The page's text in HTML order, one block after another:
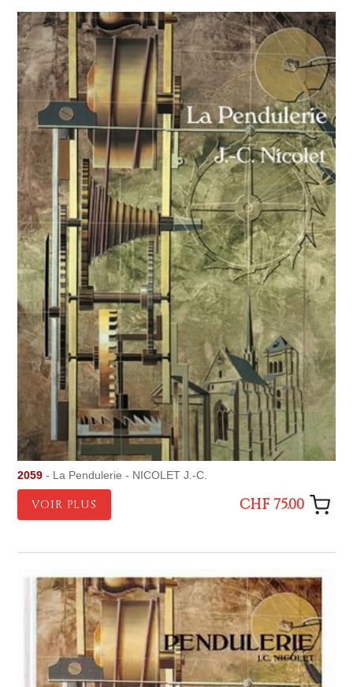
2059 - La Pendulerie - NICOLET J.-C.
VOIR PLUS CHF 75.00